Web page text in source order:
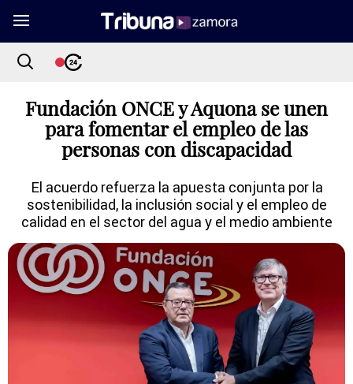
Fundación ONCE y Aquona se unen
para fomentar el empleo de las
personas con discapacidad
El acuerdo refuerza la apuesta conjunta por la
sostenibilidad, la inclusión social y el empleo de
calidad en el sector del agua y el medio ambiente